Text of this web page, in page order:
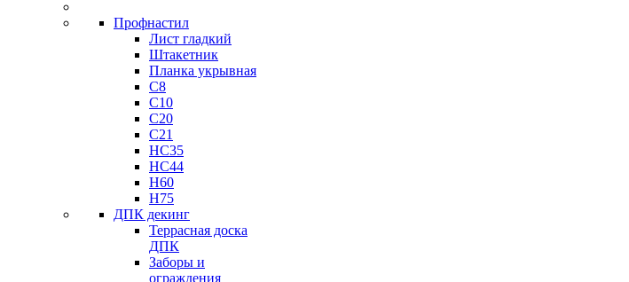
Профнастил
Лист гладкий
Штакетник
Планка укрывная
C8
C10
C20
C21
НС35
HC44
H60
H75
ДПК декинг
Террасная доска
ДПК
Заборы и
ограждения